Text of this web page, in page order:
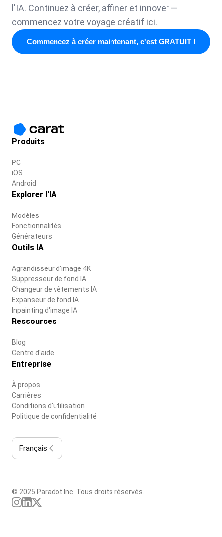
l'IA. Continuez à créer, affiner et innover —
commencez votre voyage créatif ici.
Commencez à créer maintenant, c'est GRATUIT !
Produits
PC
iOS
Android
Explorer l'IA
Modèles
Fonctionnalités
Générateurs
Outils IA
Agrandisseur d'image 4K
Suppresseur de fond IA
Changeur de vêtements IA
Expanseur de fond IA
Inpainting d'image IA
Ressources
Blog
Centre d'aide
Entreprise
À propos
Carrières
Conditions d'utilisation
Politique de confidentialité
Français
© 2025 Paradot Inc. Tous droits réservés.